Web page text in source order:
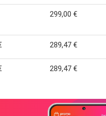
299,00 €
289,47 €
289,47 €